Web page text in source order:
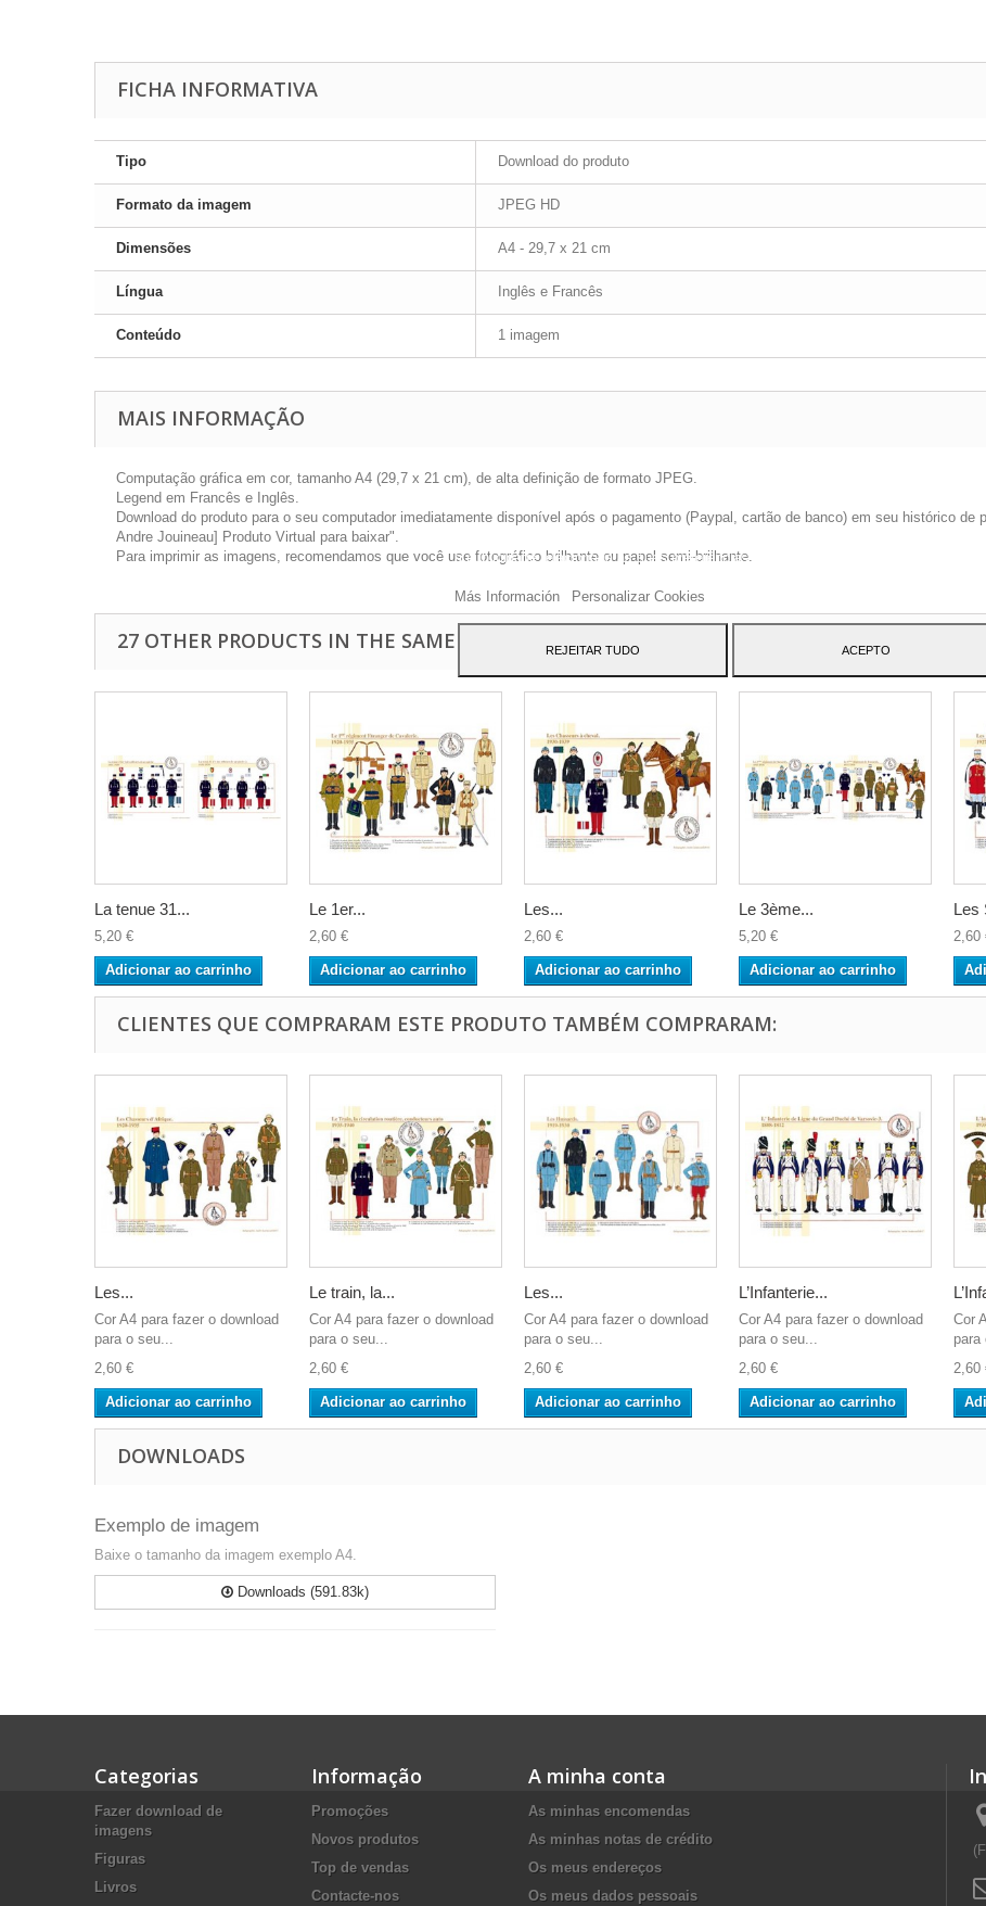
FICHA INFORMATIVA
Tipo Download do produto
Formato da imagem JPEG HD
Dimensões A4 - 29,7 x 21 cm
Língua Inglês e Francês
Conteúdo 1 imagem
MAIS INFORMAÇÃO
Computação gráfica em cor, tamanho A4 (29,7 x 21 cm), de alta definição de formato JPEG.
Legend em Francês e Inglês.
Download do produto para o seu computador imediatamente disponível após o pagamento (Paypal, cartão de banco) em seu histórico
Andre Jouineau] Produto Virtual para baixar".
Para imprimir as imagens, recomendamos que você use fotográfico brilhante ou papel semi-brilhante.
27 OTHER PRODUCTS IN THE SAME CATEGORY:
La tenue 31...
5,20 €
Adicionar ao carrinho
Le 1er...
2,60 €
Adicionar ao carrinho
Les...
2,60 €
Adicionar ao carrinho
Le 3ème...
5,20 €
Adicionar ao carrinho
Les
2,60
CLIENTES QUE COMPRARAM ESTE PRODUTO TAMBÉM COMPRARAM:
Les...
Cor A4 para fazer o download
para o seu...
2,60 €
Adicionar ao carrinho
Le train, la...
Cor A4 para fazer o download
para o seu...
2,60 €
Adicionar ao carrinho
Les...
Cor A4 para fazer o download
para o seu...
2,60 €
Adicionar ao carrinho
L’Infanterie...
Cor A4 para fazer o download
para o seu...
2,60 €
Adicionar ao carrinho
Cor
para
2,60
DOWNLOADS
Exemplo de imagem
Baixe o tamanho da imagem exemplo A4.
Downloads (591.83k)
Categorias
Fazer download de
imagens
Figuras
Livros
Informação
Promoções
Novos produtos
Top de vendas
Contacte-nos
A minha conta
As minhas encomendas
As minhas notas de crédito
Os meus endereços
Os meus dados pessoais
a publicidade relacionada às suas preferências, analisando seus hábitos navegação.
Más Información
Personalizar Cookies
REJEITAR TUDO ACEPTO